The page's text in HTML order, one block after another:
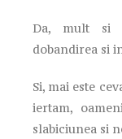
Da, mult si
dobandirea si
Si, mai este
iertam,
slabiciunea si